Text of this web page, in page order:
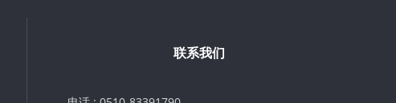
联系我们